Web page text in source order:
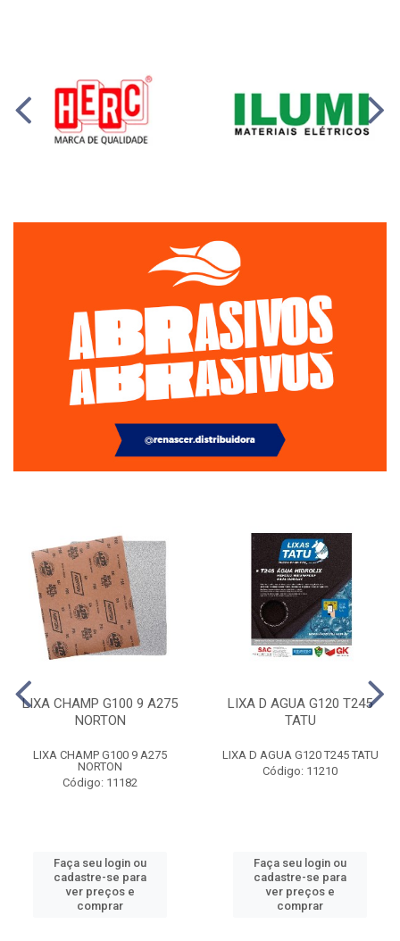
LIXA CHAMP G100 9 A275
NORTON
LIXA CHAMP G100 9 A275
NORTON
Código: 11182
Faça seu login ou
cadastre-se para
ver preços e
comprar
LIXA D AGUA G120 T245
TATU
LIXA D AGUA G120 T245 TATU
Código: 11210
Faça seu login ou
cadastre-se para
ver preços e
comprar